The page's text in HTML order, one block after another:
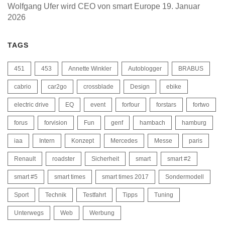
Wolfgang Ufer wird CEO von smart Europe 19. Januar
2026
TAGS
451 453 Annette Winkler Autoblogger BRABUS
cabrio car2go crossblade Design ebike
electric drive EQ event forfour forstars fortwo
forus forvision Fun genf hambach hamburg
iaa Intern Konzept Mercedes Messe paris
Renault roadster Sicherheit smart smart #2
smart #5 smart times smart times 2017 Sondermodell
Sport Technik Testfahrt Tipps Tuning
Unterwegs Web Werbung